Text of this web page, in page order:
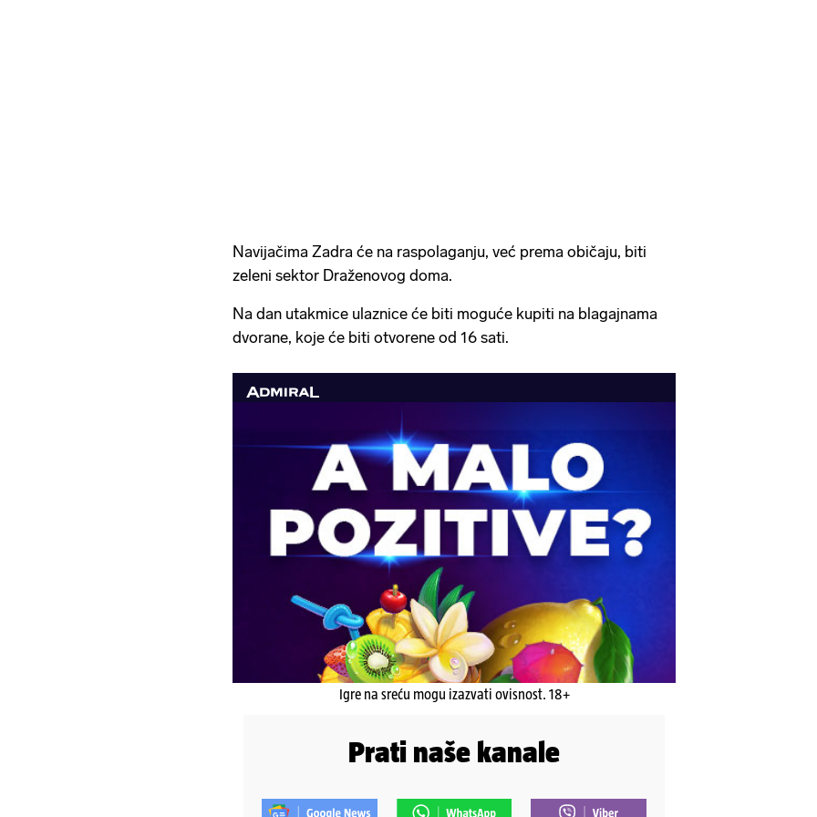
Navijačima Zadra će na raspolaganju, već prema običaju, biti
zeleni sektor Draženovog doma.
Na dan utakmice ulaznice će biti moguće kupiti na blagajnama
dvorane, koje će biti otvorene od 16 sati.
Igre na sreću mogu izazvati ovisnost. 18+
Prati naše kanale